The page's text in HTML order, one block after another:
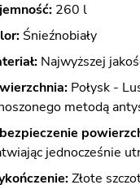
260 l
Śnieźnobiały
Najwyższej
Połysk -
metodą
jednocześnie
Złote